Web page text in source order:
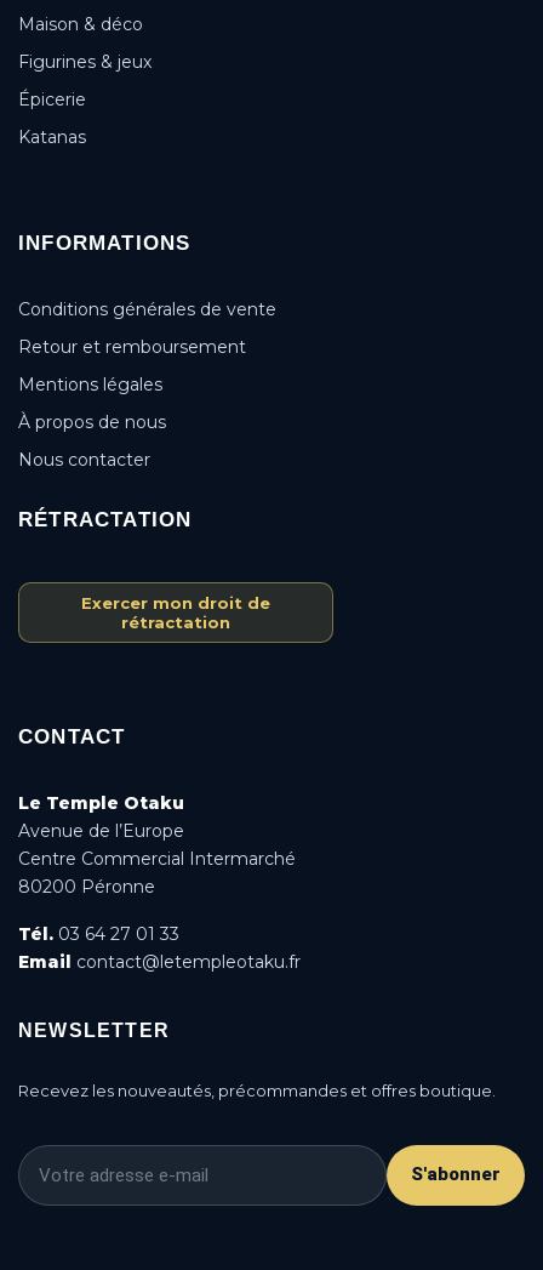
Maison & déco
Figurines & jeux
Épicerie
Katanas
INFORMATIONS
Conditions générales de vente
Retour et remboursement
Mentions légales
À propos de nous
Nous contacter
RÉTRACTATION
Exercer mon droit de
rétractation
CONTACT
Le Temple Otaku
Avenue de l’Europe
Centre Commercial Intermarché
80200 Péronne
Tél. 03 64 27 01 33
Email contact@letempleotaku.fr
NEWSLETTER
Recevez les nouveautés, précommandes et offres boutique.
S'abonner